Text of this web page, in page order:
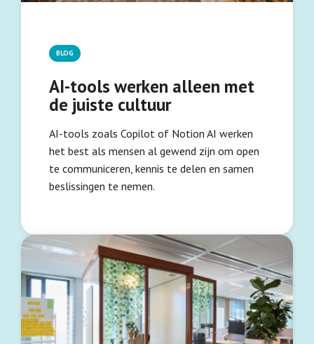
BLOG
AI-tools werken alleen met
de juiste cultuur
AI-tools zoals Copilot of Notion AI werken
het best als mensen al gewend zijn om open
te communiceren, kennis te delen en samen
beslissingen te nemen.